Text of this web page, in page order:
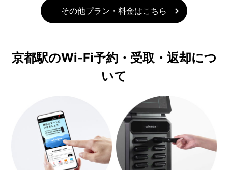
その他プラン・料金はこちら
京都駅のWi-Fi予約・受取・返却につ
いて